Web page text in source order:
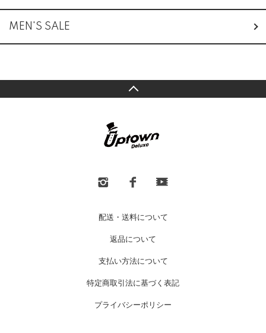
MEN'S SALE
配送・送料について
返品について
支払い方法について
特定商取引法に基づく表記
プライバシーポリシー